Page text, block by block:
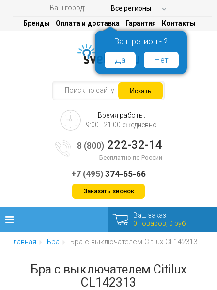
Ваш город: Все регионы
Ваш регион - ?
Да
Нет
Бренды Оплата и доставка Гарантия Контакты
Время работы:
9:00 - 21:00 ежедневно
8 (800) 222-32-14
Бесплатно по России
+7 (495) 374-65-66
Заказать звонок
Люстры
Бра
Ваш заказ:
0 товаров, 0 руб
Главная Бра Бра с выключателем Citilux CL142313
Бра с выключателем Citilux
CL142313